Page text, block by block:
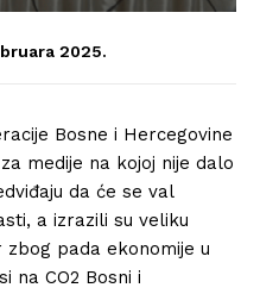
2025.
Bosne i Hercegovine
medije na kojoj nije dalo
da će se val
a izrazili su veliku
pada ekonomije u
na CO2 Bosni i